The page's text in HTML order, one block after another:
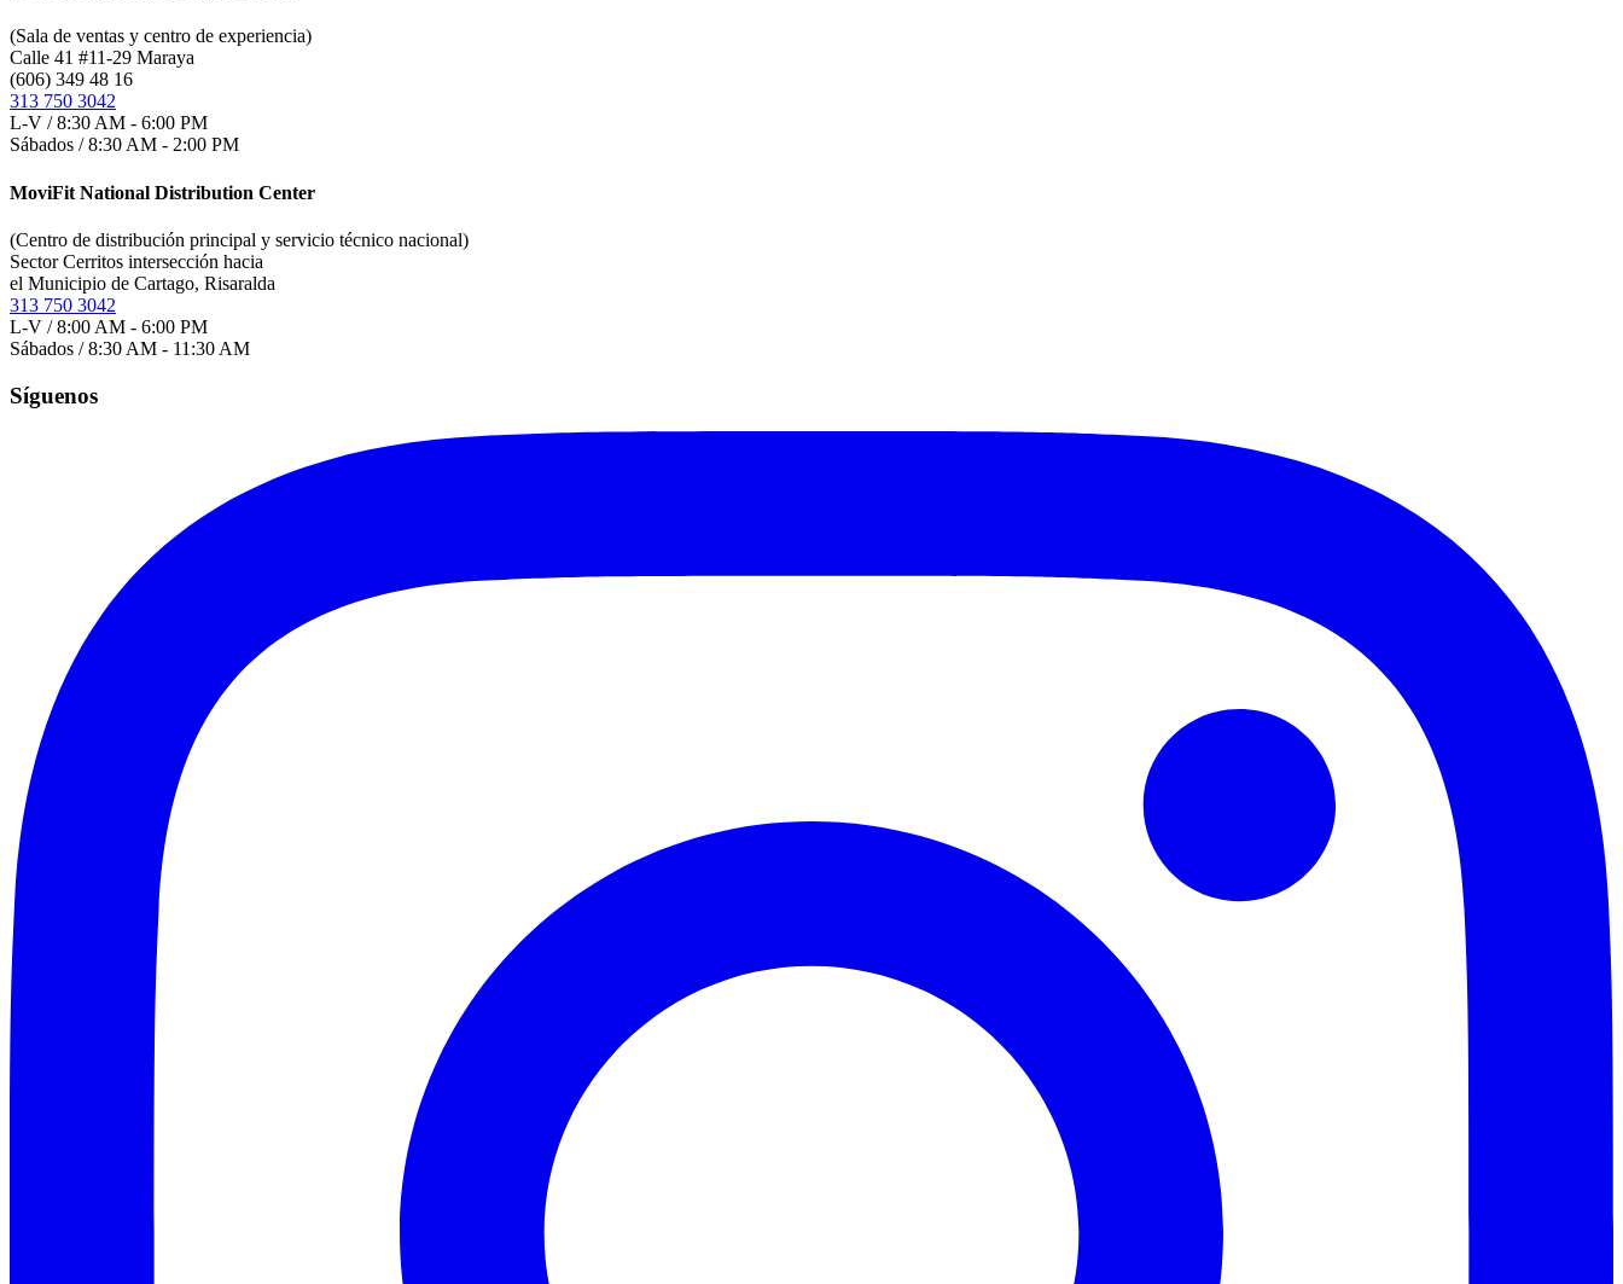
(Sala de ventas y centro de experiencia)
Calle 41 #11-29 Maraya
(606) 349 48 16
313 750 3042
L-V / 8:30 AM - 6:00 PM
Sábados / 8:30 AM - 2:00 PM
MoviFit National Distribution Center
(Centro de distribución principal y servicio técnico nacional)
Sector Cerritos intersección hacia
el Municipio de Cartago, Risaralda
313 750 3042
L-V / 8:00 AM - 6:00 PM
Sábados / 8:30 AM - 11:30 AM
Síguenos